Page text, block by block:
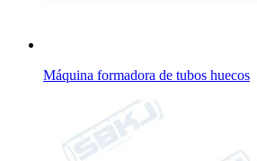
Máquina formadora de tubos huecos